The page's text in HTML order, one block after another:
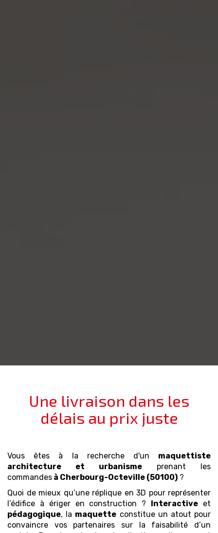
Une livraison dans les
délais au prix juste
Vous êtes à la recherche d'un maquettiste
architecture et urbanisme prenant les
commandes à Cherbourg-Octeville (50100) ?
Quoi de mieux qu’une réplique en 3D pour représenter
l’édifice à ériger en construction ? Interactive et
pédagogique, la maquette constitue un atout pour
convaincre vos partenaires sur la faisabilité d’un